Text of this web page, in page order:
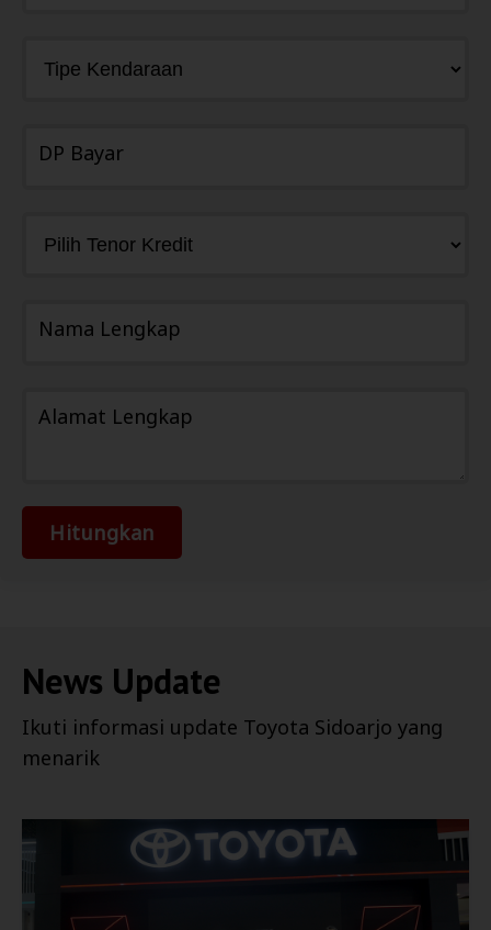
DP Bayar
Nama Lengkap
Alamat Lengkap
Hitungkan
News Update
Ikuti informasi update Toyota Sidoarjo yang
menarik